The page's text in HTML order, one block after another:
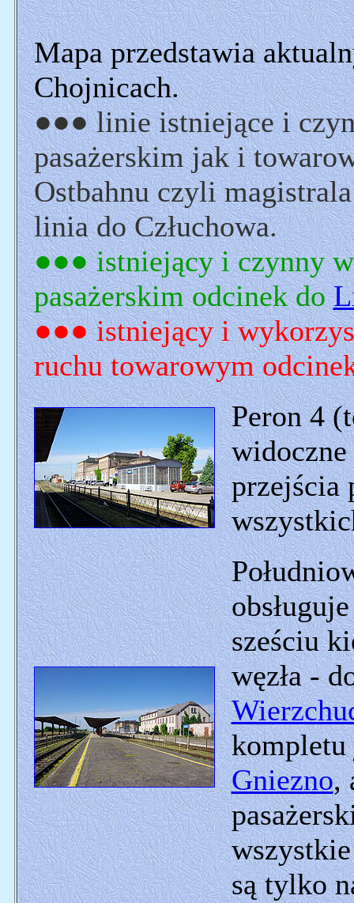
Mapa przedstawia
Chojnicach.
●●● linie istniejące i
pasażerskim jak i
Ostbahnu czyli
linia do Człuchowa.
●●● istniejący i czynny
pasażerskim odcinek do
●●● istniejący i
ruchu towarowym
Peron 4
widoczne
przejścia
sześciu
węzła -
kompletu
Gniezno,
są tylko